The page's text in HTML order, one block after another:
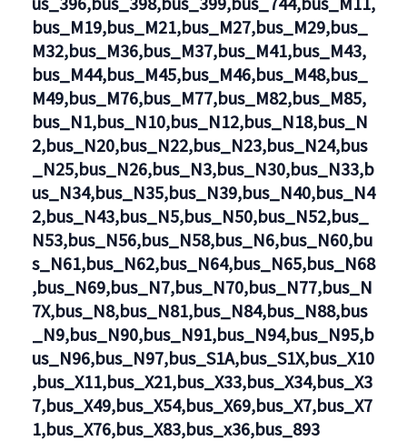
bus_M19,bus_M21,bus_M27,bus_M29,bus_
M32,bus_M36,bus_M37,bus_M41,bus_M43,
bus_M44,bus_M45,bus_M46,bus_M48,bus_
M49,bus_M76,bus_M77,bus_M82,bus_M85,
bus_N1,bus_N10,bus_N12,bus_N18,bus_N
2,bus_N20,bus_N22,bus_N23,bus_N24,bus
_N25,bus_N26,bus_N3,bus_N30,bus_N33,b
us_N34,bus_N35,bus_N39,bus_N40,bus_N4
2,bus_N43,bus_N5,bus_N50,bus_N52,bus_
N53,bus_N56,bus_N58,bus_N6,bus_N60,bu
s_N61,bus_N62,bus_N64,bus_N65,bus_N68
,bus_N69,bus_N7,bus_N70,bus_N77,bus_N
7X,bus_N8,bus_N81,bus_N84,bus_N88,bus
_N9,bus_N90,bus_N91,bus_N94,bus_N95,b
us_N96,bus_N97,bus_S1A,bus_S1X,bus_X10
,bus_X11,bus_X21,bus_X33,bus_X34,bus_X3
7,bus_X49,bus_X54,bus_X69,bus_X7,bus_X7
1,bus_X76,bus_X83,bus_x36,bus_893